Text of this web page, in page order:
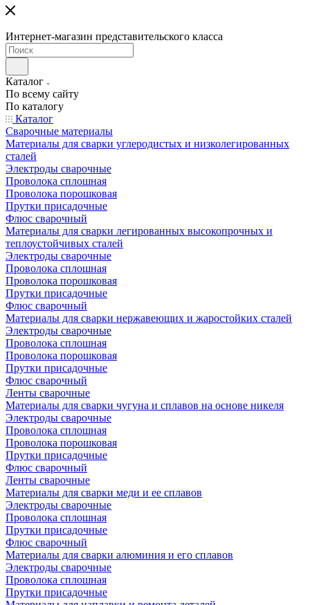
Интернет-магазин представительского класса
Каталог
По всему сайту
По каталогу
Каталог
Сварочные материалы
Материалы для сварки углеродистых и низколегированных
сталей
Электроды сварочные
Проволока сплошная
Проволока порошковая
Прутки присадочные
Флюс сварочный
Материалы для сварки легированных высокопрочных и
теплоустойчивых сталей
Электроды сварочные
Проволока сплошная
Проволока порошковая
Прутки присадочные
Флюс сварочный
Материалы для сварки нержавеющих и жаростойких сталей
Электроды сварочные
Проволока сплошная
Проволока порошковая
Прутки присадочные
Флюс сварочный
Ленты сварочные
Материалы для сварки чугуна и сплавов на основе никеля
Электроды сварочные
Проволока сплошная
Проволока порошковая
Прутки присадочные
Флюс сварочный
Ленты сварочные
Материалы для сварки меди и ее сплавов
Электроды сварочные
Проволока сплошная
Прутки присадочные
Флюс сварочный
Материалы для сварки алюминия и его сплавов
Электроды сварочные
Проволока сплошная
Прутки присадочные